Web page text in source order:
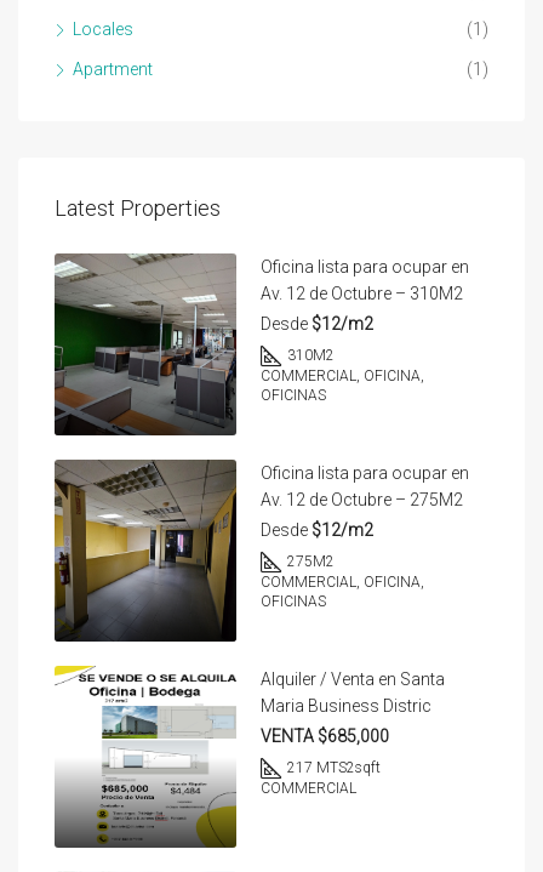
Locales (1)
Apartment (1)
Latest Properties
Oficina lista para ocupar en
Av. 12 de Octubre – 310M2
Desde $12/m2
310M2
COMMERCIAL, OFICINA,
OFICINAS
Oficina lista para ocupar en
Av. 12 de Octubre – 275M2
Desde $12/m2
275M2
COMMERCIAL, OFICINA,
OFICINAS
Alquiler / Venta en Santa
Maria Business Distric
VENTA $685,000
217 MTS2sqft
COMMERCIAL